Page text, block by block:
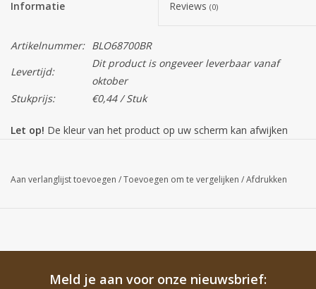
Informatie Reviews (0)
Artikelnummer: BLO68700BR
Levertijd:
Dit product is ongeveer leverbaar vanaf
oktober
Stukprijs:
€0,44 / Stuk
Let op! De kleur van het product op uw scherm kan afwijken
Tevens is dit product een seizoensproduct, dus op=op. In
Aan verlanglijst toevoegen /Toevoegen om te vergelijken /Afdrukken
Meld je aan voor onze nieuwsbrief: